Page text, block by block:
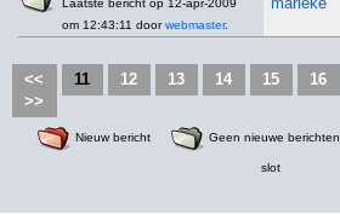
om 12:43:11 doorwebmaster.
<< 11 12 13 14 15 16
>>
Nieuw bericht Geen nieuwe berichten
slot